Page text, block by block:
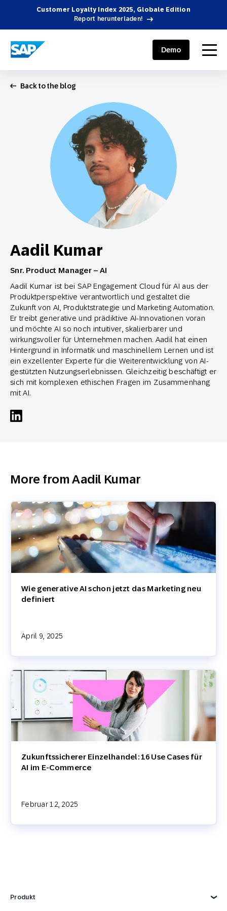
Customer Loyalty Index 2025, Globale Edition
Report herunterladen!
SAP ENGAGEMENT CLOUD menu
Demo
Back to the blog
Aadil Kumar
Snr. Product Manager – AI
Aadil Kumar ist bei SAP Engagement Cloud für AI aus der
Produktperspektive verantwortlich und gestaltet die
Zukunft von AI, Produktstrategie und Marketing Automation.
Er treibt generative und prädiktive AI-Innovationen voran
und möchte AI so noch intuitiver, skalierbarer und
wirkungsvoller für Unternehmen machen. Aadil hat einen
Hintergrund in Informatik und maschinellem Lernen und ist
ein exzellenter Experte für die Weiterentwicklung von AI-
gestützten Nutzungserlebnissen. Gleichzeitig beschäftigt er
sich mit komplexen ethischen Fragen im Zusammenhang
mit AI.
More from Aadil Kumar
Wie generative AI schon jetzt das Marketing neu
definiert
April 9, 2025
Zukunftssicherer Einzelhandel: 16 Use Cases für
AI im E-Commerce
Februar 12, 2025
Produkt